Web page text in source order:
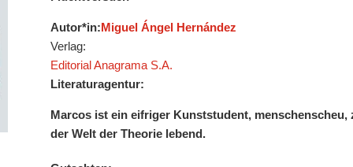
Autor*in:Miguel Ángel Hernández
Verlag:
Editorial Anagrama S.A.
Literaturagentur:
Marcos ist ein eifriger Kunststudent, menschenscheu,
der Welt der Theorie lebend.